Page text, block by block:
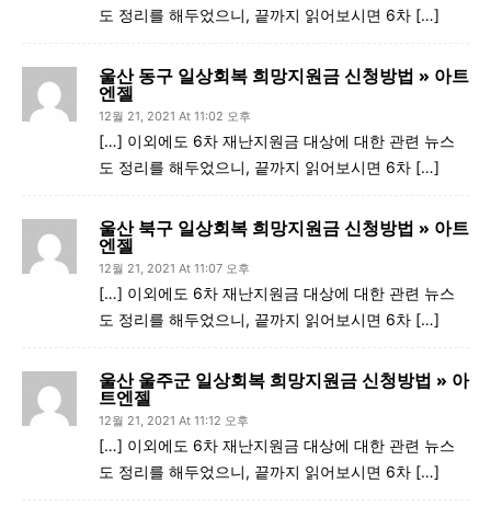
도 정리를 해두었으니, 끝까지 읽어보시면 6차 […]
울산 동구 일상회복 희망지원금 신청방법 » 아트
엔젤
12월 21, 2021 At 11:02 오후
[…] 이외에도 6차 재난지원금 대상에 대한 관련 뉴스
도 정리를 해두었으니, 끝까지 읽어보시면 6차 […]
울산 북구 일상회복 희망지원금 신청방법 » 아트
엔젤
12월 21, 2021 At 11:07 오후
[…] 이외에도 6차 재난지원금 대상에 대한 관련 뉴스
도 정리를 해두었으니, 끝까지 읽어보시면 6차 […]
울산 울주군 일상회복 희망지원금 신청방법 » 아
트엔젤
12월 21, 2021 At 11:12 오후
[…] 이외에도 6차 재난지원금 대상에 대한 관련 뉴스
도 정리를 해두었으니, 끝까지 읽어보시면 6차 […]